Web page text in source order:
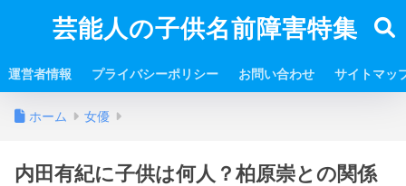
芸能人の子供名前障害特集
運営者情報 プライバシーポリシー お問い合わせ サイトマッ
ホーム 女優
内田有紀に子供は何人？柏原崇との関係